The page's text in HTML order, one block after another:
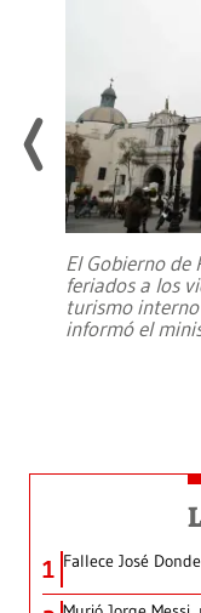
El Gobierno de
feriados a los
turismo
informó el
1 Fallece José